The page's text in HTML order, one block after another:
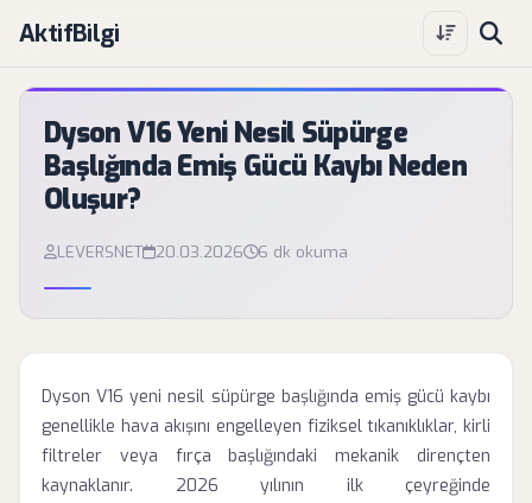
AktifBilgi
Dyson V16 Yeni Nesil Süpürge
Başlığında Emiş Gücü Kaybı Neden
Oluşur?
LEVERSNET 20.03.2026 6 dk okuma
Dyson V16 yeni nesil süpürge başlığında emiş gücü kaybı
genellikle hava akışını engelleyen fiziksel tıkanıklıklar, kirli
filtreler veya fırça başlığındaki mekanik dirençten
kaynaklanır. 2026 yılının ilk çeyreğinde